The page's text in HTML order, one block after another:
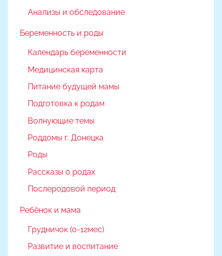
ю
Анализы и обследование
Беременность и роды
Календарь беременности
Медицинская карта
Питание будущей мамы
Подготовка к родам
Волнующие темы
Роддомы г. Донецка
Роды
Рассказы о родах
Послеродовой период
Ребёнок и мама
Грудничок (0-12мес)
Развитие и воспитание